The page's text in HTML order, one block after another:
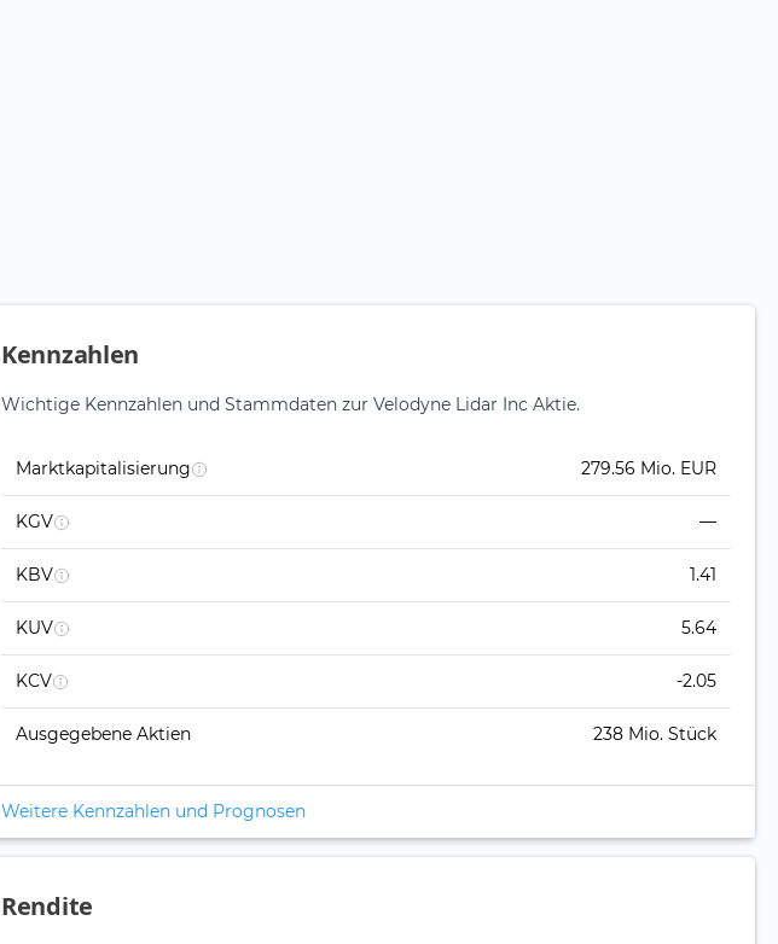
Kennzahlen
Wichtige Kennzahlen und Stammdaten zur Velodyne Lidar Inc Aktie.
Marktkapitalisierung 279.56 Mio. EUR
KGV —
KBV 1.41
KUV 5.64
KCV -2.05
Ausgegebene Aktien 238 Mio. Stück
Weitere Kennzahlen und Prognosen
Rendite